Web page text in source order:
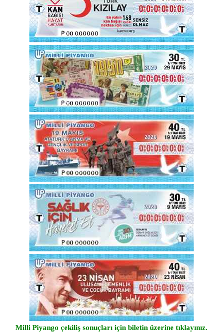
Milli Piyango çekiliş sonuçları için biletin üzerine tıklayınız.